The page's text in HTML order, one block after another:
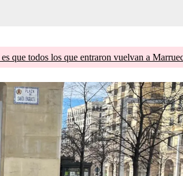
que todos los que entraron vuelvan a